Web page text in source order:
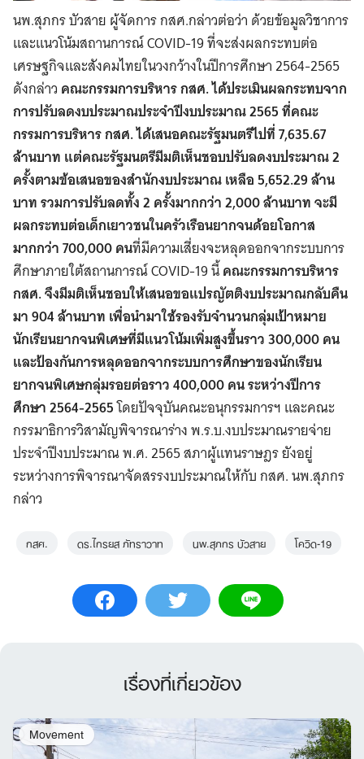
นพ.สุภกร บัวสาย ผู้จัดการ กสศ.กล่าวต่อว่า ด้วยข้อมูลวิชาการ
และแนวโน้มสถานการณ์ COVID-19 ที่จะส่งผลกระทบต่อ
เศรษฐกิจและสังคมไทยในวงกว้างในปีการศึกษา 2564-2565
ดังกล่าว คณะกรรมการบริหาร กสศ.ได้ประเมินผลกระทบจาก
การปรับลดงบประมาณประจำปีงบประมาณ2565ที่คณะ
กรรมการบริหาร กสศ.ได้เสนอคณะรัฐมนตรีไปที่7,635.67
ล้านบาท แต่คณะรัฐมนตรีมีมติเห็นชอบปรับลดงบประมาณ2
ครั้งตามข้อเสนอของสำนักงบประมาณ เหลือ5,652.29ล้าน
บาท รวมการปรับลดทั้ง2 ครั้งมากกว่า2,000ล้านบาท จะมี
ผลกระทบต่อเด็กเยาวชนในครัวเรือนยากจนด้อยโอกาส
มากกว่า700,000คนที่มีความเสี่ยงจะหลุดออกจากระบบการ
ศึกษาภายใต้สถานการณ์ COVID-19 นี้คณะกรรมการบริหาร
กสศ.จึงมีมติเห็นชอบให้เสนอขอแปรญัตติงบประมาณกลับคืน
มา904ล้านบาท เพื่อนำมาใช้รองรับจำนวนกลุ่มเป้าหมาย
นักเรียนยากจนพิเศษที่มีแนวโน้มเพิ่มสูงขึ้นราว300,000คน
และป้องกันการหลุดออกจากระบบการศึกษาของนักเรียน
ยากจนพิเศษกลุ่มรอยต่อราว400,000คน ระหว่างปีการ
ศึกษา2564-2565โดยปัจจุบันคณะอนุกรรมการฯ และคณะ
กรรมาธิการวิสามัญพิจารณาร่าง พ.ร.บ.งบประมาณรายจ่าย
ประจำปีงบประมาณ พ.ศ. 2565 สภาผู้แทนราษฎร ยังอยู่
ระหว่างการพิจารณาจัดสรรงบประมาณให้กับ กสศ. นพ.สุภกร
กล่าว
กสศ. ดร.ไกรยส ภัทราวาท นพ.สุภกร บัวสาย โควิด-19
เรื่องที่เกี่ยวข้อง
Movement